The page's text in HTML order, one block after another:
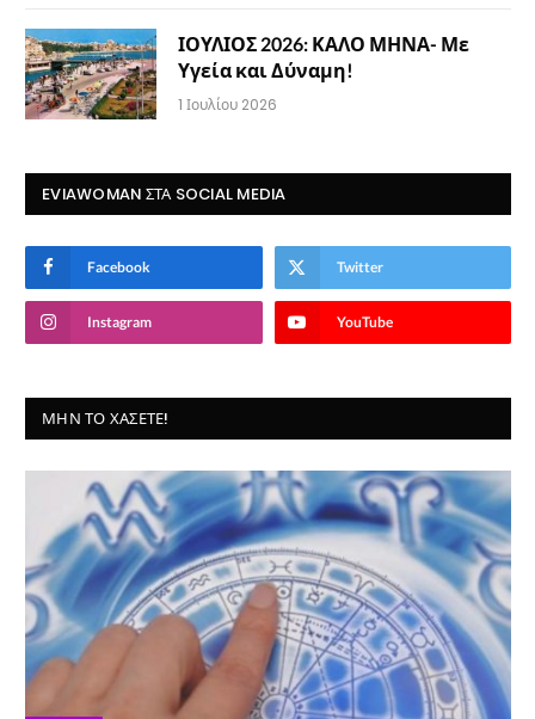
ΙΟΥΛΙΟΣ 2026: ΚΑΛΟ ΜΗΝΑ- Με
Υγεία και Δύναμη!
1 Ιουλίου 2026
EVIAWOMAN ΣΤΑ SOCIAL MEDIA
Facebook Twitter
Instagram YouTube
ΜΗΝ ΤΟ ΧΆΣΕΤΕ!